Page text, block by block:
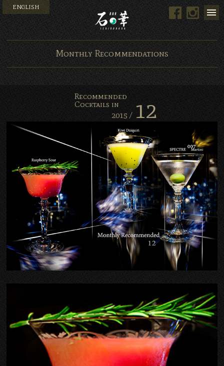
Bar 石の華 -BAR
ENGLISH Facebook
Monthly Recommendations
Recommended
Cocktails in
2015 / 12